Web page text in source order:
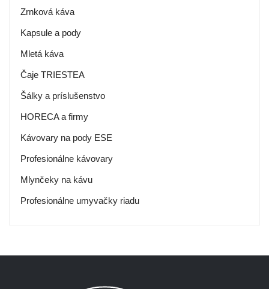
Zrnková káva
Kapsule a pody
Mletá káva
Čaje TRIESTEA
Šálky a príslušenstvo
HORECA a firmy
Kávovary na pody ESE
Profesionálne kávovary
Mlynčeky na kávu
Profesionálne umyvačky riadu